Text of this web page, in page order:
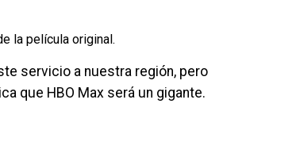
la película original.
servicio a nuestra región, pero
que HBO Max será un gigante.